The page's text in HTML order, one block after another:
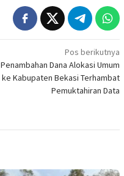
Pos berikutnya
Penambahan Dana Alokasi Umum
ke Kabupaten Bekasi Terhambat
Pemuktahiran Data